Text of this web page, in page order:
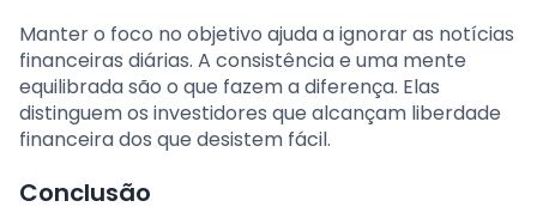
Manter o foco no objetivo ajuda a ignorar as notícias
financeiras diárias. A consistência e uma mente
equilibrada são o que fazem a diferença. Elas
distinguem os investidores que alcançam liberdade
financeira dos que desistem fácil.
Conclusão